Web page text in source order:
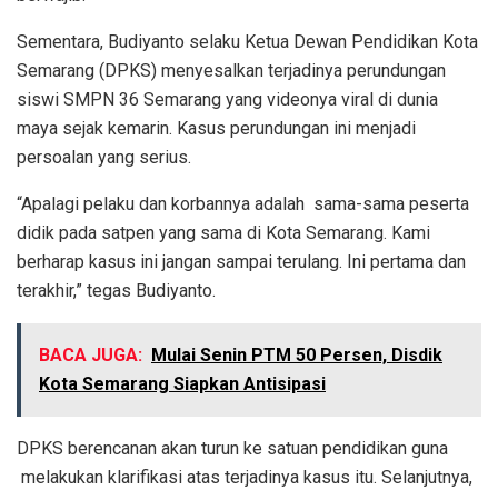
Sementara, Budiyanto selaku Ketua Dewan Pendidikan Kota
Semarang (DPKS) menyesalkan terjadinya perundungan
siswi SMPN 36 Semarang yang videonya viral di dunia
maya sejak kemarin. Kasus perundungan ini menjadi
persoalan yang serius.
“Apalagi pelaku dan korbannya adalah sama-sama peserta
didik pada satpen yang sama di Kota Semarang. Kami
berharap kasus ini jangan sampai terulang. Ini pertama dan
terakhir,” tegas Budiyanto.
BACA JUGA: Mulai Senin PTM 50 Persen, Disdik
Kota Semarang Siapkan Antisipasi
DPKS berencanan akan turun ke satuan pendidikan guna
melakukan klarifikasi atas terjadinya kasus itu. Selanjutnya,